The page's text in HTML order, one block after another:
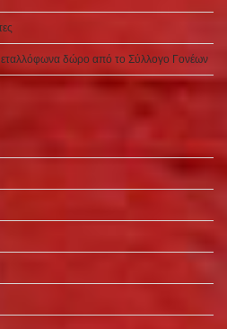
δώρο από το Σύλλογο Γονέων